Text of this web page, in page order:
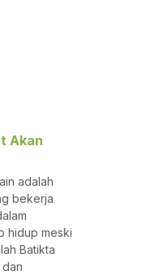
Akan
adalah
bekerja
hidup meski
Batikta